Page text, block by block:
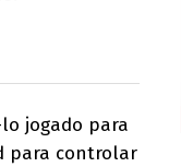
jogado para
para controlar